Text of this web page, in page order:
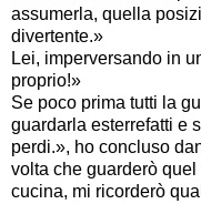
assumerla, quella
divertente.»
Lei, imperversando in
proprio!»
Se poco prima tutti la
guardarla esterrefatti e
perdi.», ho concluso
volta che guarderò
cucina, mi ricorderò